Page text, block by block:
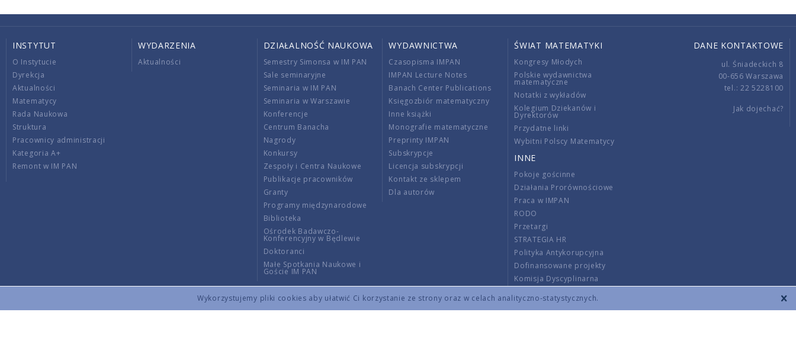
Wykorzystujemy pliki cookies aby ułatwić Ci korzystanie ze strony oraz w celach analityczno-statystycznych.
INSTYTUT
O Instytucie
Dyrekcja
Aktualności
Matematycy
Rada Naukowa
Struktura
Pracownicy administracji
Kategoria A+
Remont w IM PAN
WYDARZENIA
Aktualności
DZIAŁALNOŚĆ NAUKOWA
Semestry Simonsa w IM PAN
Sale seminaryjne
Seminaria w IM PAN
Seminaria w Warszawie
Konferencje
Centrum Banacha
Nagrody
Konkursy
Zespoły i Centra Naukowe
Publikacje pracowników
Granty
Programy międzynarodowe
Biblioteka
Ośrodek Badawczo-
Konferencyjny w Będlewie
Doktoranci
Małe Spotkania Naukowe i
Goście IM PAN
WYDAWNICTWA
Czasopisma IMPAN
IMPAN Lecture Notes
Banach Center Publications
Księgozbiór matematyczny
Inne książki
Monografie matematyczne
Preprinty IMPAN
Subskrypcje
Licencja subskrypcji
Kontakt ze sklepem
Dla autorów
ŚWIAT MATEMATYKI
Kongresy Młodych
Polskie wydawnictwa
matematyczne
Notatki z wykładów
Kolegium Dziekanów i
Dyrektorów
Przydatne linki
Wybitni Polscy Matematycy
INNE
Pokoje gościnne
Działania Prorównościowe
Praca w IMPAN
RODO
Przetargi
STRATEGIA HR
Polityka Antykorupcyjna
Dofinansowane projekty
Komisja Dyscyplinarna
Wnoszenie opłat
DANE KONTAKTOWE
ul. Śniadeckich 8
00-656 Warszawa
tel.: 22 5228100
Jak dojechać?